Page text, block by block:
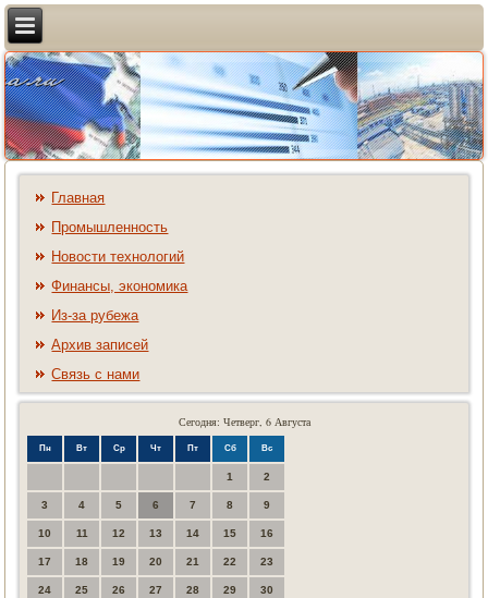
Главная
Промышленность
Новости технологий
Финансы, экономика
Из-за рубежа
Архив записей
Связь с нами
Сегодня: Четверг, 6 Августа
Пн Вт Ср Чт Пт Сб Вс
1 2
3 4 5 6 7 8 9
10 11 12 13 14 15 16
17 18 19 20 21 22 23
24 25 26 27 28 29 30